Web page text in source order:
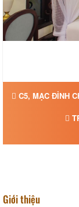
C5, MẠC ĐỈNH
Giới thiệu